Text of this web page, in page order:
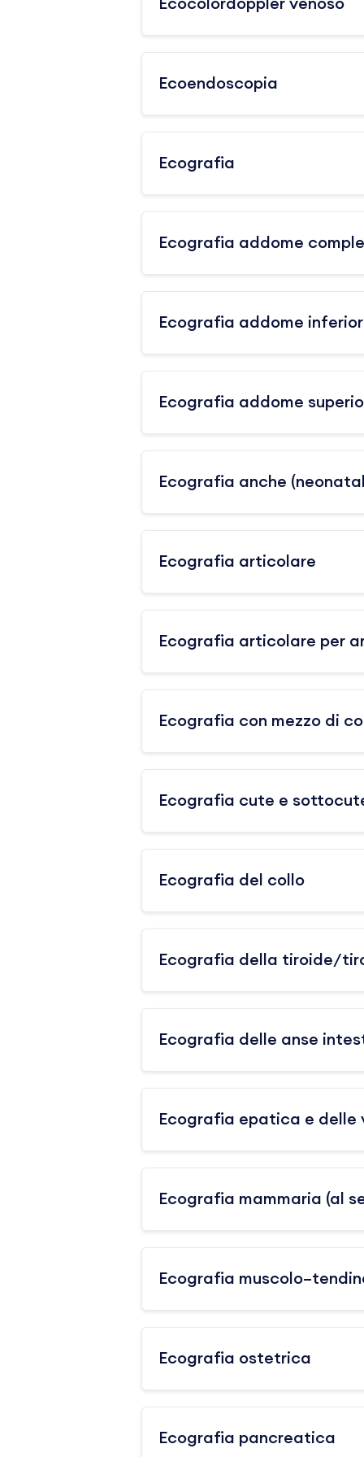
Ecocolordoppler venoso
Ecoendoscopia
Ecografia
Ecografia addome
Ecografia addome
Ecografia addome
Ecografia anche
Ecografia articolare
Ecografia articolare per
Ecografia con mezzo di
Ecografia cute e
Ecografia del collo
Ecografia della tiroide/
Ecografia delle anse
Ecografia epatica e delle
Ecografia mammaria (al
Ecografia
Ecografia ostetrica
Ecografia pancreatica